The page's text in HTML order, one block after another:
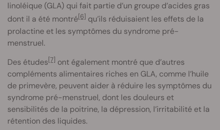
linoléique (GLA) qui fait partie d’un groupe d’acides gras
dont il a été montré[6] qu’ils réduisaient les effets de la
prolactine et les symptômes du syndrome pré-
menstruel.
Des études[7] ont également montré que d’autres
compléments alimentaires riches en GLA, comme l’huile
de primevère, peuvent aider à réduire les symptômes du
syndrome pré-menstruel, dont les douleurs et
sensibilités de la poitrine, la dépression, l’irritabilité et la
rétention des liquides.